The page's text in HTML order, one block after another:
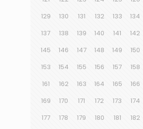
129
130 131 132 133 134
137
138 139 140 141 142
145
146 147 148 149 150
153
154 155 156 157 158
161
162 163 164 165 166
169
170 171 172 173 174
177
178 179 180 181 182